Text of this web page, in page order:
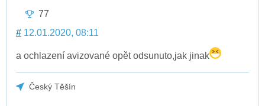
77
# 12.01.2020, 08:11
a ochlazení avizované opět odsunuto,jak jinak
Český Těšín